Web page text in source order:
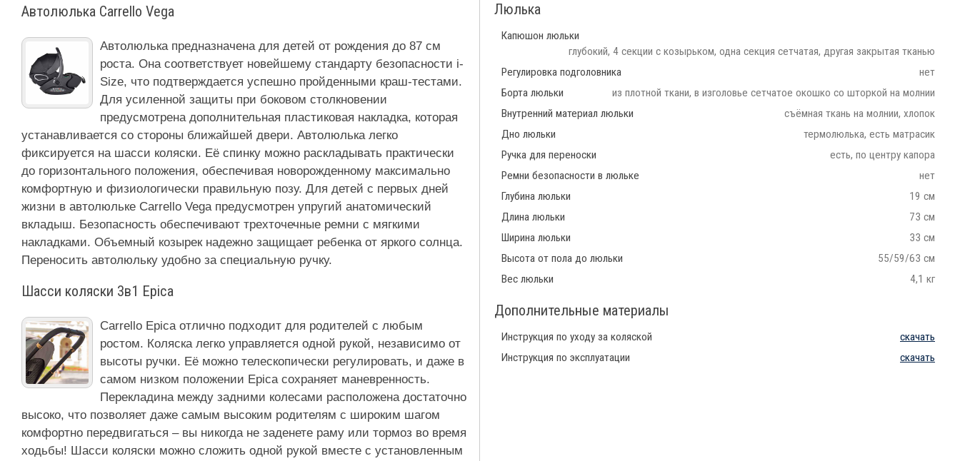
Автолюлька Carrello Vega
Автолюлька предназначена для детей от рождения до 87 см
роста. Она соответствует новейшему стандарту безопасности i-
Size, что подтверждается успешно пройденными краш-тестами.
Для усиленной защиты при боковом столкновении
предусмотрена дополнительная пластиковая накладка, которая
устанавливается со стороны ближайшей двери. Автолюлька легко
фиксируется на шасси коляски. Её спинку можно раскладывать практически
до горизонтального положения, обеспечивая новорожденному максимально
комфортную и физиологически правильную позу. Для детей с первых дней
жизни в автолюльке Carrello Vega предусмотрен упругий анатомический
вкладыш. Безопасность обеспечивают трехточечные ремни с мягкими
накладками. Объемный козырек надежно защищает ребенка от яркого солнца.
Переносить автолюльку удобно за специальную ручку.
Шасси коляски 3в1 Epica
Carrello Epica отлично подходит для родителей с любым
ростом. Коляска легко управляется одной рукой, независимо от
высоты ручки. Её можно телескопически регулировать, и даже в
самом низком положении Epica сохраняет маневренность.
Перекладина между задними колесами расположена достаточно
высоко, что позволяет даже самым высоким родителям с широким шагом
комфортно передвигаться – вы никогда не заденете раму или тормоз во время
ходьбы! Шасси коляски можно сложить одной рукой вместе с установленным
Люлька
Капюшон люльки
глубокий, 4 секции с козырьком, одна секция сетчатая, другая закрытая тканью
Регулировка подголовника
нет
Борта люльки
из плотной ткани, в изголовье сетчатое окошко со шторкой на молнии
Внутренний материал люльки
съёмная ткань на молнии, хлопок
Дно люльки
термолюлька, есть матрасик
Ручка для переноски
есть, по центру капора
Ремни безопасности в люльке
нет
Глубина люльки
19 см
Длина люльки
73 см
Ширина люльки
33 см
Высота от пола до люльки
55/59/63 см
Вес люльки
4,1 кг
Дополнительные материалы
Инструкция по уходу за коляской
скачать
Инструкция по эксплуатации
скачать